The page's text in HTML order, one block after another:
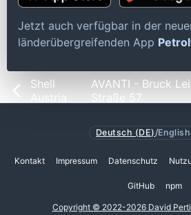
Jetzt auch verfügbar in der
länderübergreifenden App
Shell
Austria
AVANTI - Bruck
Straße 57
Deutsch (DE)/
Kontakt Impressum Datenschutz
GitHub npm
Copyright © 2022-2026 David